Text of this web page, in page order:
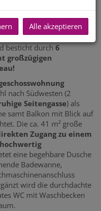
aus der Gründerzeit
besticht durch6
großzügigen
nach Südwesten (2
Seitengasse) als
samt Balkon mit Blick auf
Die ca. 41 m² große
Zugang zu einem
hochwertig
eine begehbare Dusche
Badewanne,
wird die durchdachte
WC mit Waschbecken
Alle akzeptieren